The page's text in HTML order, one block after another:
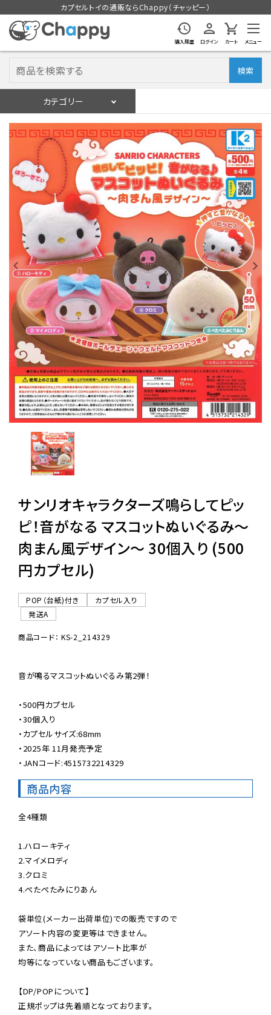
カプセルトイの通販ならChappy（チャッピー）
購入履歴 ログイン カート メニュー
検索
カテゴリー
ログイン 会員登録
入荷スケジュールをチェック
カプセルトイマシン本体
カプセルトイ
販促用空カプセル
レンタル
景品・玩具・文具
販促用カプセルトイ
よくあるご質問
06-6282-7659
サンリオキャラクターズ鳴らしてピッ
ピ！音がなる マスコットぬいぐるみ〜
肉まん風デザイン〜 30個入り (500
円カプセル)
POP（台紙)付き
カプセル入り
発送A
商品コード： KS-2_214329
音が鳴るマスコットぬいぐるみ第2弾！
・500円カプセル
・30個入り
・カプセルサイズ:68mm
・2025年 11月発売予定
・JANコード:4515732214329
商品内容
全4種類
1.ハローキティ
2.マイメロディ
3.クロミ
4.ぺたぺたみにりあん
袋単位(メーカー出荷単位)での販売ですので
アソート内容の変更等はできません。
また、商品によってはアソート比率が
均等になっていない商品もございます。
【DP/POPについて】
正規ポップは先着順となっております。